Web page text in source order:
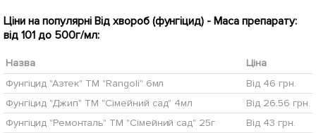
Ціни на популярні Від хвороб (фунгіцид) - Маса препарату:
від 101 до 500г/мл:
Назва
Ціна
Фунгіцид "Азтек" ТМ "Rangoli" 6мл
Від 46 грн.
Фунгіцид "Джип" ТМ "Сімейний сад" 4мл
Від 26.56 грн.
Фунгіцид "Ремонталь" ТМ "Сімейний сад" 25г
Від 43 грн.